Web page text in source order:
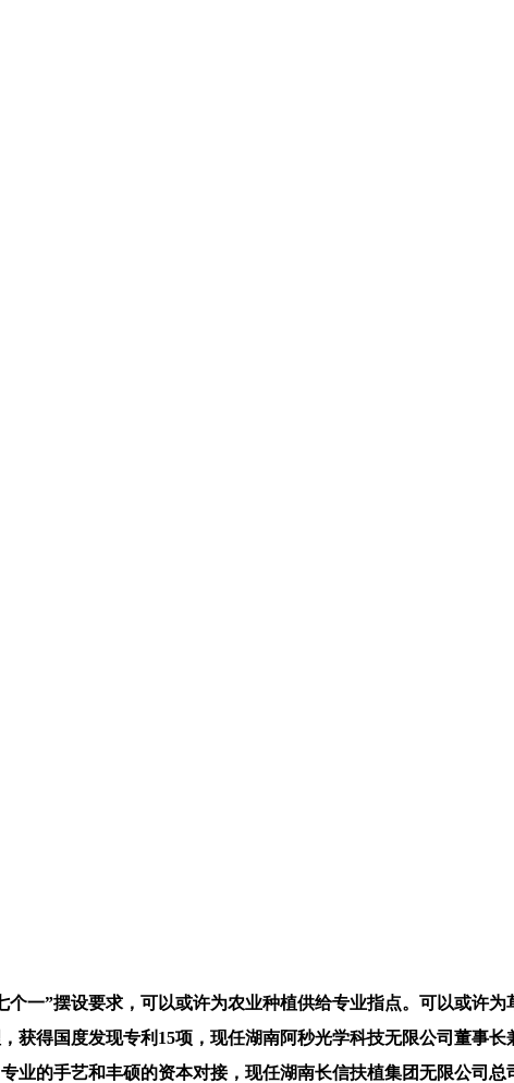
”摆设要求，可以或许为农业种植供给专业指点。可以或许为
获得国度发现专利15项，现任湖南阿秒光学科技无限公司董事
业的手艺和丰硕的资本对接，现任湖南长信扶植集团无限公司